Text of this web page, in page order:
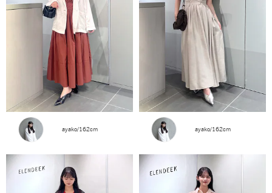
ayako/162cm ayako/162cm